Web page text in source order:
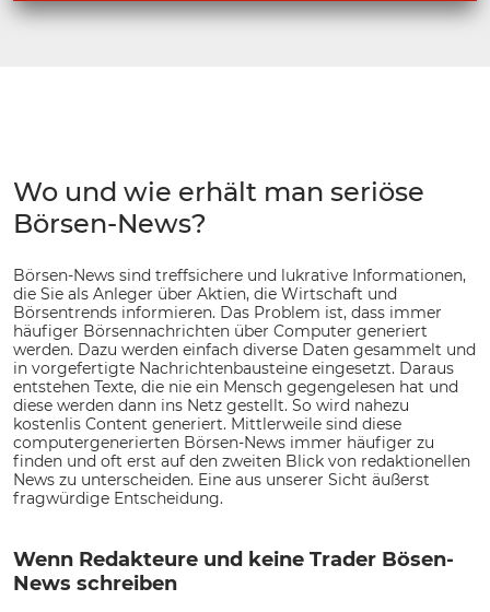
Wo und wie erhält man seriöse
Börsen-News?
Börsen-News sind treffsichere und lukrative Informationen,
die Sie als Anleger über Aktien, die Wirtschaft und
Börsentrends informieren. Das Problem ist, dass immer
häufiger Börsennachrichten über Computer generiert
werden. Dazu werden einfach diverse Daten gesammelt und
in vorgefertigte Nachrichtenbausteine eingesetzt. Daraus
entstehen Texte, die nie ein Mensch gegengelesen hat und
diese werden dann ins Netz gestellt. So wird nahezu
kostenlis Content generiert. Mittlerweile sind diese
computergenerierten Börsen-News immer häufiger zu
finden und oft erst auf den zweiten Blick von redaktionellen
News zu unterscheiden. Eine aus unserer Sicht äußerst
fragwürdige Entscheidung.
Wenn Redakteure und keine Trader Bösen-
News schreiben